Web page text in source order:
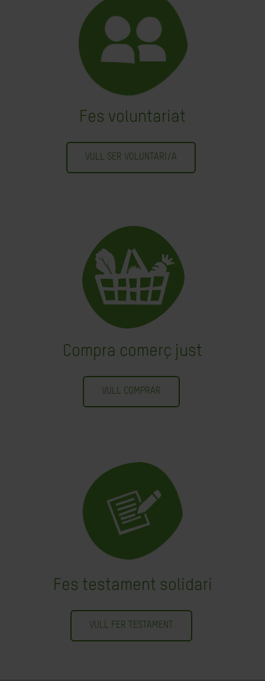
Fes voluntariat
VULL SER VOLUNTARI/A
Compra comerç just
VULL COMPRAR
Fes testament solidari
VULL FER TESTAMENT